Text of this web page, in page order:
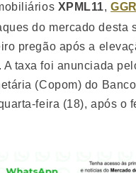
XPML11,
do mercado desta
pregão após a
A taxa foi anunciada
(Copom) do
feira (18), após o